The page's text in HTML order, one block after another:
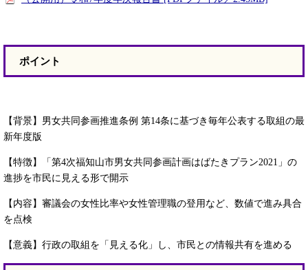
ポイント
【背景】男女共同参画推進条例 第14条に基づき毎年公表する取組の最
新年度版
【特徴】「第4次福知山市男女共同参画計画はばたきプラン2021」の
進捗を市民に見える形で開示
【内容】審議会の女性比率や女性管理職の登用など、数値で進み具合
を点検
【意義】行政の取組を「見える化」し、市民との情報共有を進める​